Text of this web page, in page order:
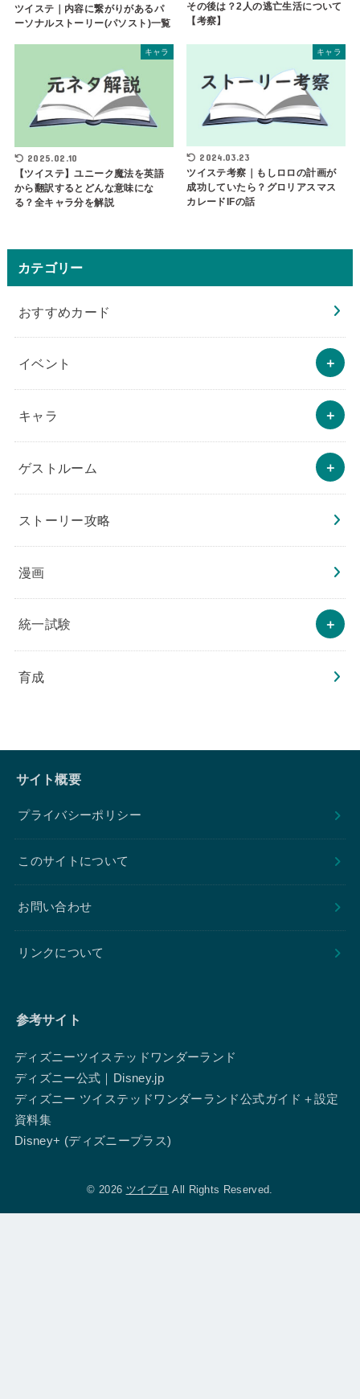
ツイステ｜内容に繋がりがあるパ
ーソナルストーリー(パソスト)一覧
その後は？2人の逃亡生活について
【考察】
キャラ
2025.02.10
【ツイステ】ユニーク魔法を英語
から翻訳するとどんな意味にな
る？全キャラ分を解説
キャラ
2024.03.23
ツイステ考察｜もしロロの計画が
成功していたら？グロリアスマス
カレードIFの話
カテゴリー
おすすめカード
イベント
キャラ
ゲストルーム
ストーリー攻略
漫画
統一試験
育成
サイト概要
プライバシーポリシー
このサイトについて
お問い合わせ
リンクについて
参考サイト
ディズニーツイステッドワンダーランド
ディズニー公式｜Disney.jp
ディズニー ツイステッドワンダーランド公式ガイド＋設定
資料集
Disney+ (ディズニープラス)
© 2026 ツイブロ All Rights Reserved.